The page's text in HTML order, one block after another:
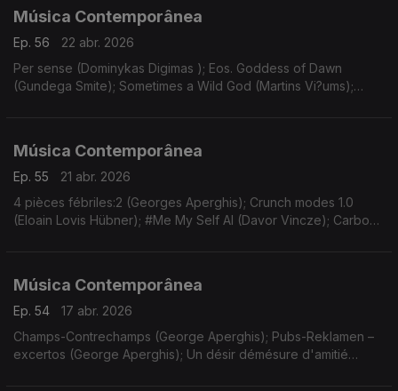
Música Contemporânea
Ep. 56
22 abr. 2026
Per sense (Dominykas Digimas ); Eos. Goddess of Dawn
(Gundega Smite); Sometimes a Wild God (Martins Vi?ums);
Música Contemporânea
Ep. 55
21 abr. 2026
4 pièces fébriles:2 (Georges Aperghis); Crunch modes 1.0
(Eloain Lovis Hübner); #Me My Self AI (Davor Vincze); Carbon
Música Contemporânea
Ep. 54
17 abr. 2026
Champs-Contrechamps (George Aperghis); Pubs-Reklamen –
excertos (George Aperghis); Un désir démésure d'amitié